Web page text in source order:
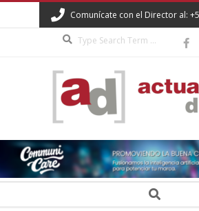
to
Comunícate con el Director al:
ACTUALIDAD
DIGITAL Search